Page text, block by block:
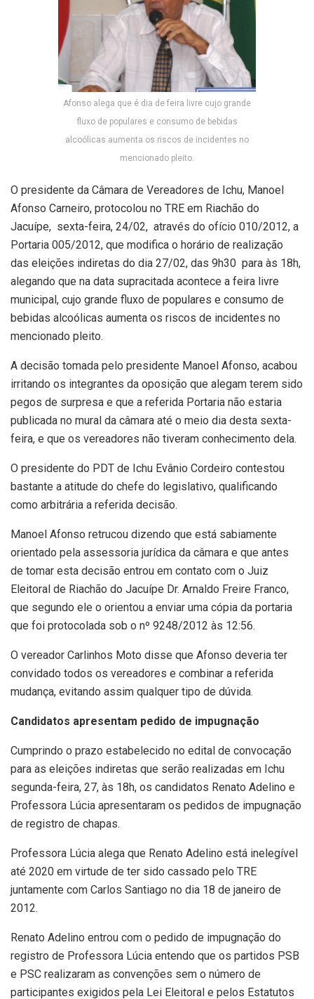
Afonso alega que é dia de feira livre cujo grande
fluxo de populares e consumo de bebidas
alcoólicas aumenta os riscos de incidentes no
mencionado pleito.
O presidente da Câmara de Vereadores de Ichu, Manoel
Afonso Carneiro, protocolou no TRE em Riachão do
Jacuípe, sexta-feira, 24/02, através do ofício 010/2012, a
Portaria 005/2012, que modifica o horário de realização
das eleições indiretas do dia 27/02, das 9h30 para às 18h,
alegando que na data supracitada acontece a feira livre
municipal, cujo grande fluxo de populares e consumo de
bebidas alcoólicas aumenta os riscos de incidentes no
mencionado pleito.
A decisão tomada pelo presidente Manoel Afonso, acabou
irritando os integrantes da oposição que alegam terem sido
pegos de surpresa e que a referida Portaria não estaria
publicada no mural da câmara até o meio dia desta sexta-
feira, e que os vereadores não tiveram conhecimento dela.
O presidente do PDT de Ichu Evânio Cordeiro contestou
bastante a atitude do chefe do legislativo, qualificando
como arbitrária a referida decisão.
Manoel Afonso retrucou dizendo que está sabiamente
orientado pela assessoria jurídica da câmara e que antes
de tomar esta decisão entrou em contato com o Juiz
Eleitoral de Riachão do Jacuípe Dr. Arnaldo Freire Franco,
que segundo ele o orientou a enviar uma cópia da portaria
que foi protocolada sob o nº 9248/2012 às 12:56.
O vereador Carlinhos Moto disse que Afonso deveria ter
convidado todos os vereadores e combinar a referida
mudança, evitando assim qualquer tipo de dúvida.
Candidatos apresentam pedido de impugnação
Cumprindo o prazo estabelecido no edital de convocação
para as eleições indiretas que serão realizadas em Ichu
segunda-feira, 27, às 18h, os candidatos Renato Adelino e
Professora Lúcia apresentaram os pedidos de impugnação
de registro de chapas.
Professora Lúcia alega que Renato Adelino está inelegível
até 2020 em virtude de ter sido cassado pelo TRE
juntamente com Carlos Santiago no dia 18 de janeiro de
2012.
Renato Adelino entrou com o pedido de impugnação do
registro de Professora Lúcia entendo que os partidos PSB
e PSC realizaram as convenções sem o número de
participantes exigidos pela Lei Eleitoral e pelos Estatutos